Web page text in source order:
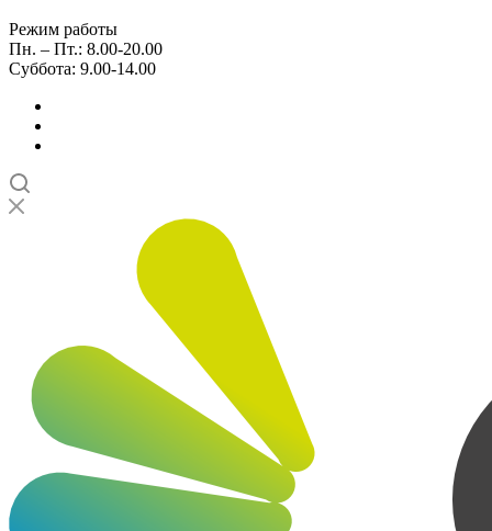
Режим работы
Пн. – Пт.: 8.00-20.00
Суббота: 9.00-14.00